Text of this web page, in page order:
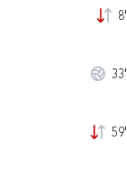
8'
33'
59'